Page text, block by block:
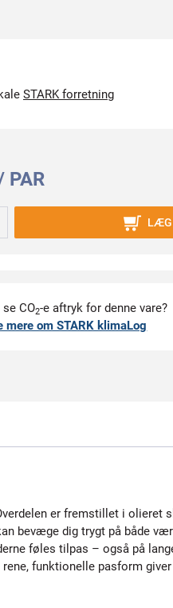
STARK forretning
PAR
LÆG
CO2-e aftryk for denne vare?
mere om STARK klimaLog
er fremstillet i olieret
bevæge dig trygt på både
føles tilpas – også på
funktionelle pasform